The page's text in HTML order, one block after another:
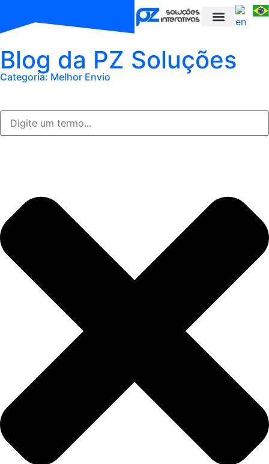
Blog da PZ Soluções
Categoria: Melhor Envio